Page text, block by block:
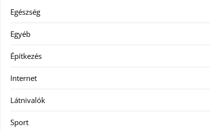
Egészség
Egyéb
Építkezés
Internet
Látnivalók
Sport